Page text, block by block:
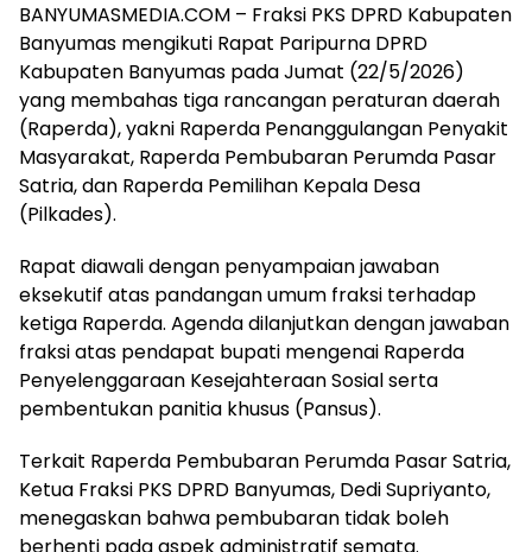
BANYUMASMEDIA.COM – Fraksi PKS DPRD Kabupaten
Banyumas mengikuti Rapat Paripurna DPRD
Kabupaten Banyumas pada Jumat (22/5/2026)
yang membahas tiga rancangan peraturan daerah
(Raperda), yakni Raperda Penanggulangan Penyakit
Masyarakat, Raperda Pembubaran Perumda Pasar
Satria, dan Raperda Pemilihan Kepala Desa
(Pilkades).
Rapat diawali dengan penyampaian jawaban
eksekutif atas pandangan umum fraksi terhadap
ketiga Raperda. Agenda dilanjutkan dengan jawaban
fraksi atas pendapat bupati mengenai Raperda
Penyelenggaraan Kesejahteraan Sosial serta
pembentukan panitia khusus (Pansus).
Terkait Raperda Pembubaran Perumda Pasar Satria,
Ketua Fraksi PKS DPRD Banyumas, Dedi Supriyanto,
menegaskan bahwa pembubaran tidak boleh